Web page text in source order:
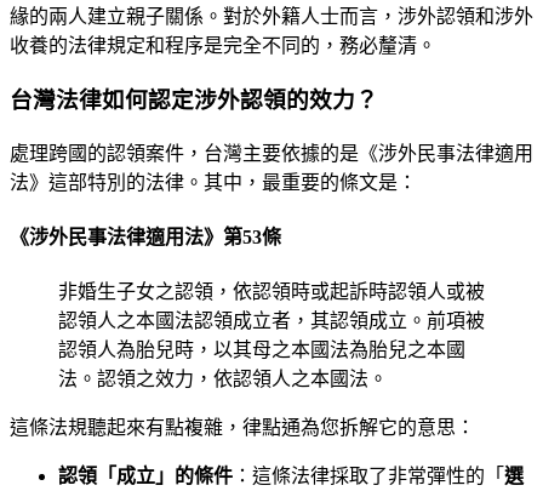
緣的兩人建立親子關係。對於外籍人士而言，涉外認領和涉外
收養的法律規定和程序是完全不同的，務必釐清。
台灣法律如何認定涉外認領的效力？
處理跨國的認領案件，台灣主要依據的是《涉外民事法律適用
法》這部特別的法律。其中，最重要的條文是：
《涉外民事法律適用法》第53條
非婚生子女之認領，依認領時或起訴時認領人或被
認領人之本國法認領成立者，其認領成立。前項被
認領人為胎兒時，以其母之本國法為胎兒之本國
法。認領之效力，依認領人之本國法。
這條法規聽起來有點複雜，律點通為您拆解它的意思：
認領「成立」的條件 ：這條法律採取了非常彈性的「 選